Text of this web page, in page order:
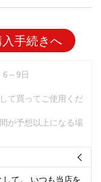
入手続きへ
6～9日
て買ってご使用くだ
が予想以上になる場

て。 いつも当店を